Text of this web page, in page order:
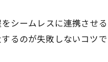
シームレスに連携させる
るのが失敗しないコツで